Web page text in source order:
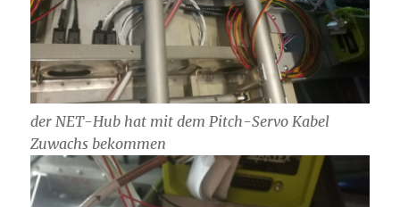
der NET-Hub hat mit dem Pitch-Servo Kabel
Zuwachs bekommen